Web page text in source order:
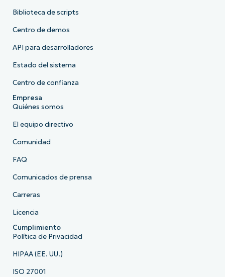
Biblioteca de scripts
Centro de demos
API para desarrolladores
Estado del sistema
Centro de confianza
Empresa
Quiénes somos
El equipo directivo
Comunidad
FAQ
Comunicados de prensa
Carreras
Licencia
Cumplimiento
Política de Privacidad
HIPAA (EE. UU.)
ISO 27001